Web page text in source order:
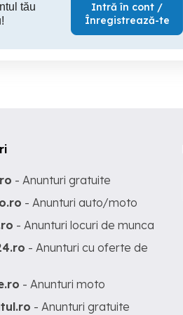
tău
Intră în cont /
Înregistrează-te
- Anunturi gratuite
- Anunturi auto/moto
- Anunturi locuri de munca
- Anunturi cu oferte de
- Anunturi moto
- Anunturi gratuite